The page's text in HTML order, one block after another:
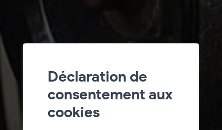
Déclaration de
consentement aux
cookies